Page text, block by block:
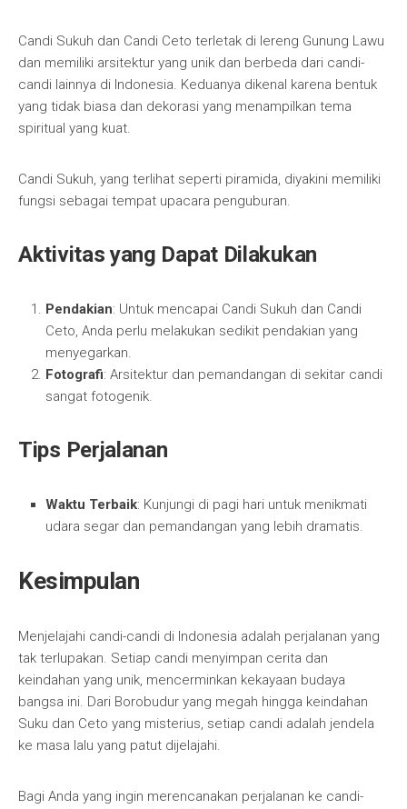
Candi Sukuh dan Candi Ceto terletak di lereng Gunung Lawu
dan memiliki arsitektur yang unik dan berbeda dari candi-
candi lainnya di Indonesia. Keduanya dikenal karena bentuk
yang tidak biasa dan dekorasi yang menampilkan tema
spiritual yang kuat.
Candi Sukuh, yang terlihat seperti piramida, diyakini memiliki
fungsi sebagai tempat upacara penguburan.
Aktivitas yang Dapat Dilakukan
Pendakian: Untuk mencapai Candi Sukuh dan Candi
Ceto, Anda perlu melakukan sedikit pendakian yang
menyegarkan.
Fotografi: Arsitektur dan pemandangan di sekitar candi
sangat fotogenik.
Tips Perjalanan
Waktu Terbaik: Kunjungi di pagi hari untuk menikmati
udara segar dan pemandangan yang lebih dramatis.
Kesimpulan
Menjelajahi candi-candi di Indonesia adalah perjalanan yang
tak terlupakan. Setiap candi menyimpan cerita dan
keindahan yang unik, mencerminkan kekayaan budaya
bangsa ini. Dari Borobudur yang megah hingga keindahan
Suku dan Ceto yang misterius, setiap candi adalah jendela
ke masa lalu yang patut dijelajahi.
Bagi Anda yang ingin merencanakan perjalanan ke candi-